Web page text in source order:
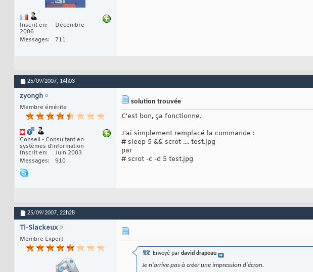
Inscrit en
Décembre
2006
Messages
711
25/09/2007, 14h03
zyongh
Membre émérite
Conseil - Consultant en
systèmes d'information
Inscrit en
Juin 2003
Messages
910
solution trouvée
C'est bon, ça fonctionne.
J'ai simplement remplacé la commande :
# sleep 5 && scrot .... test.jpg
par
# scrot -c -d 5 test.jpg
25/09/2007, 22h28
Ti-Slackeux
Membre Expert
Envoyé par david drapeau
Je n'arrive pas à créer une impression d'écran.